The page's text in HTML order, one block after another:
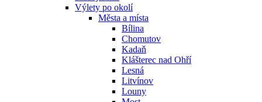
Výlety po okolí
Města a místa
Bílina
Chomutov
Kadaň
Klášterec nad Ohří
Lesná
Litvínov
Louny